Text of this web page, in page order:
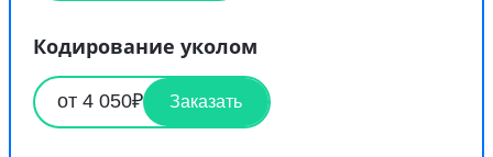
Кодирование уколом
от 4 050₽ Заказать